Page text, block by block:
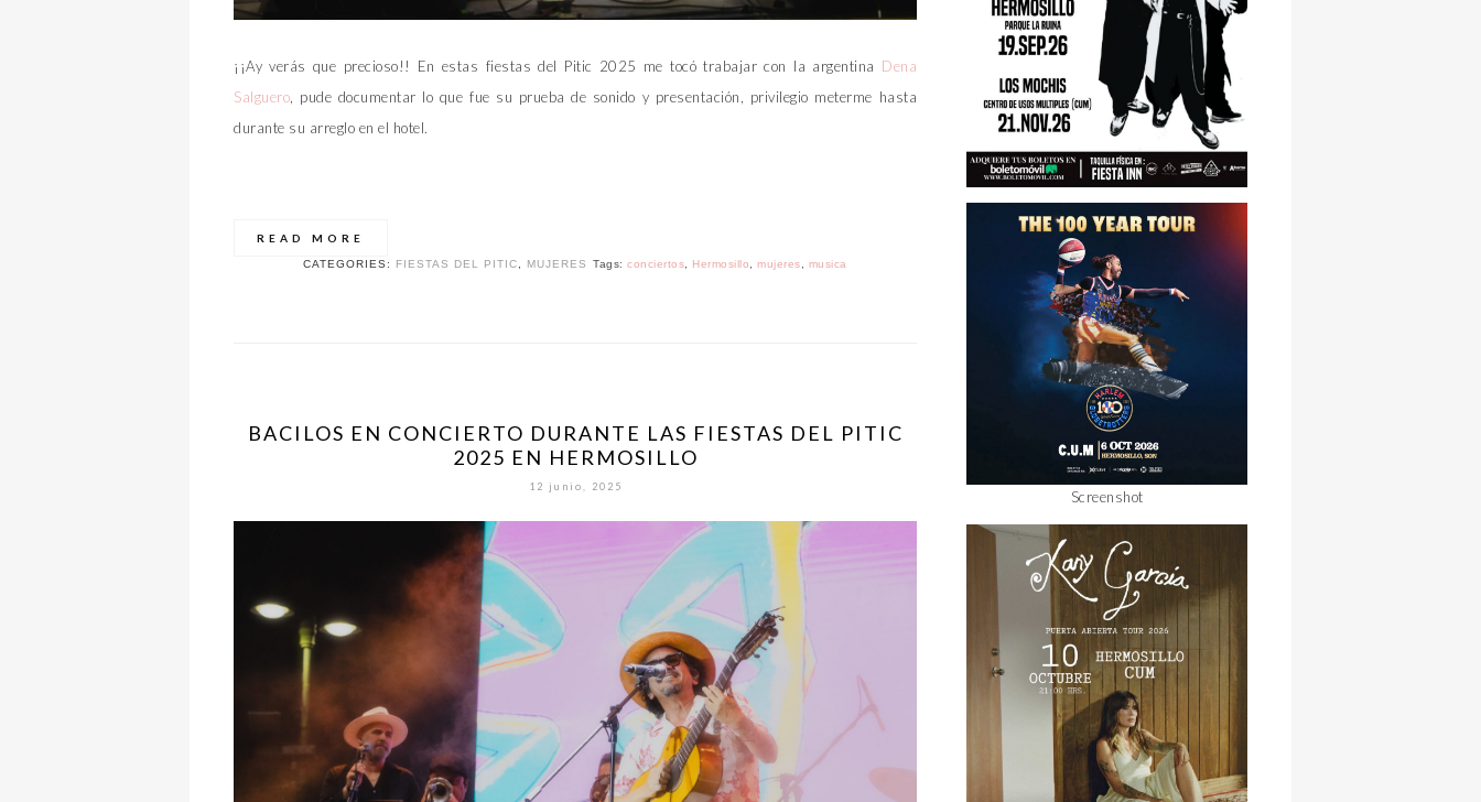
¡¡Ay verás que precioso!! En estas fiestas del Pitic 2025 me tocó trabajar con la argentina Dena
Salguero , pude documentar lo que fue su prueba de sonido y presentación, privilegio meterme hasta
durante su arreglo en el hotel.
READ MORE
CATEGORIES: FIESTAS DEL PITIC MUJERES Tags:conciertos Hermosillo ,mujeres musica
BACILOS EN CONCIERTO DURANTE LAS FIESTAS DEL PITIC
2025 EN HERMOSILLO
12 junio, 2025
Screenshot